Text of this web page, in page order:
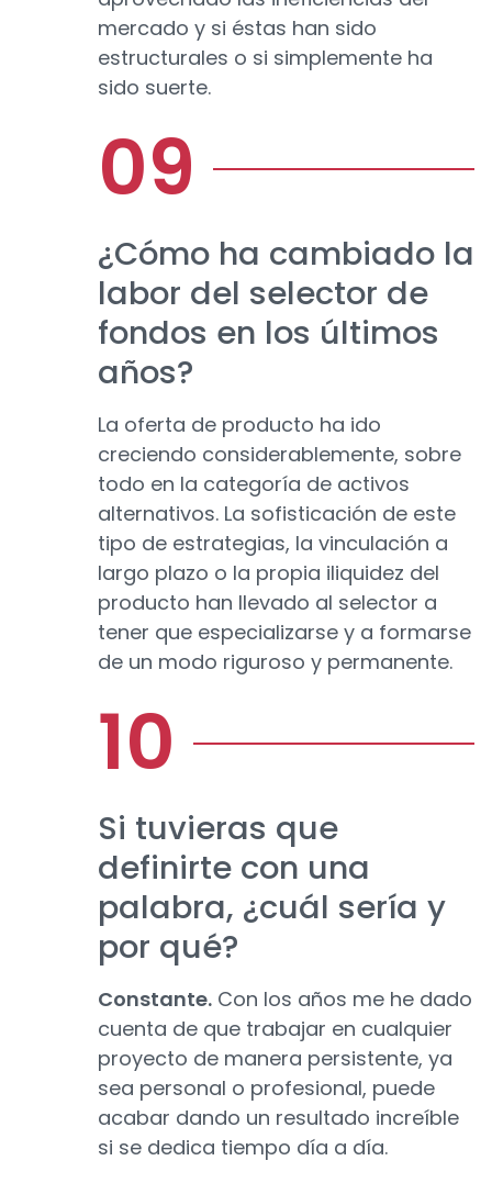
mercado y si éstas han sido
estructurales o si simplemente ha
sido suerte.
¿Cómo ha cambiado la
labor del selector de
fondos en los últimos
años?
La oferta de producto ha ido
creciendo considerablemente, sobre
todo en la categoría de activos
alternativos. La sofisticación de este
tipo de estrategias, la vinculación a
largo plazo o la propia iliquidez del
producto han llevado al selector a
tener que especializarse y a formarse
de un modo riguroso y permanente.
Si tuvieras que
definirte con una
palabra, ¿cuál sería y
por qué?
Constante. Con los años me he dado
cuenta de que trabajar en cualquier
proyecto de manera persistente, ya
sea personal o profesional, puede
acabar dando un resultado increíble
si se dedica tiempo día a día.